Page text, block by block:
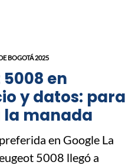
BOGOTÁ 2025
en
y datos: para
manada
en Google La
5008 llegó a